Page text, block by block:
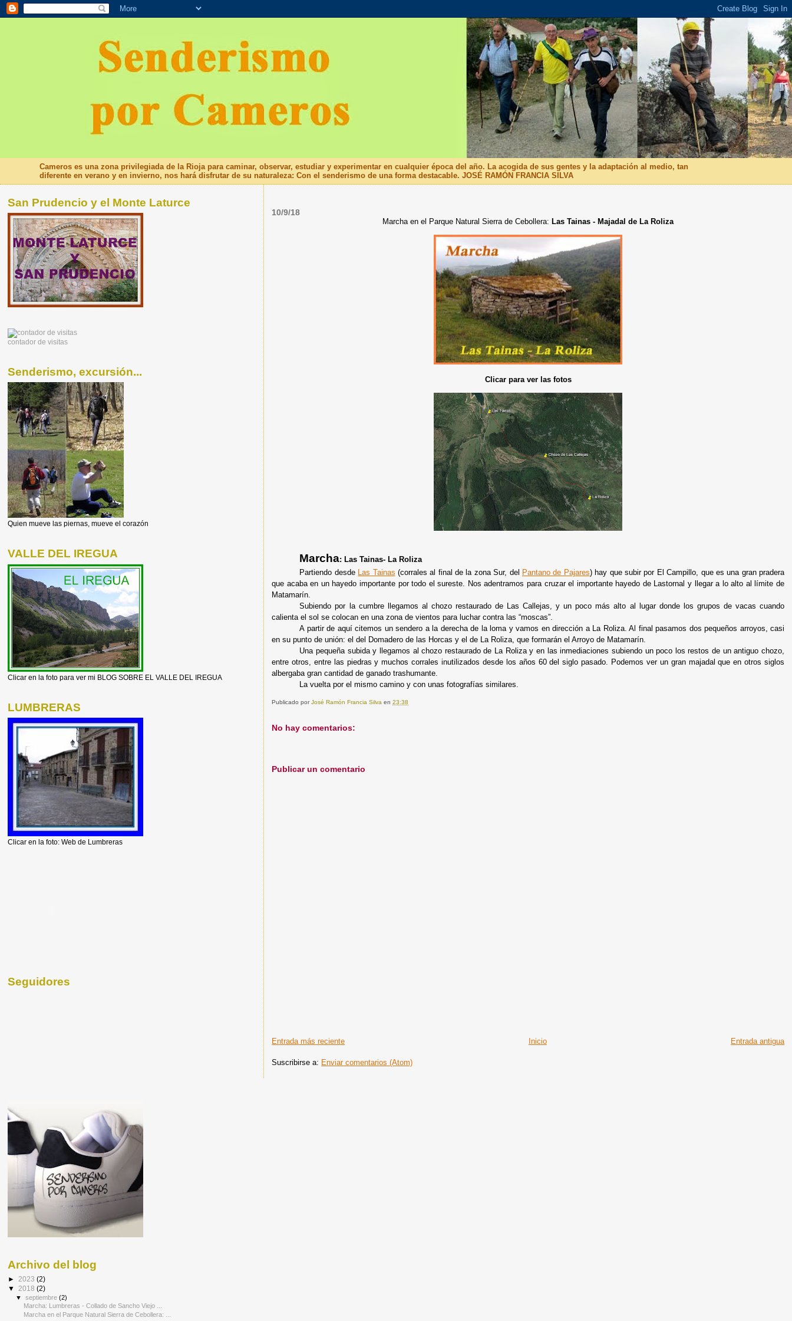
Cameros es una zona privilegiada de la Rioja para caminar, observar, estudiar y experimentar en cualquier época del año. La acogida de sus gentes y la adaptación al medio, tan
diferente en verano y en invierno, nos hará disfrutar de su naturaleza: Con el senderismo de una forma destacable. JOSÉ RAMÓN FRANCIA SILVA
10/9/18
Marcha en el Parque Natural Sierra de Cebollera: Las Tainas - Majadal de La Roliza
Clicar para ver las fotos
Marcha: Las Tainas- La Roliza
Partiendo desde Las Tainas (corrales al final de la zona Sur, del Pantano de Pajares) hay que subir por El Campillo, que es una gran pradera
que acaba en un hayedo importante por todo el sureste. Nos adentramos para cruzar el importante hayedo de Lastornal y llegar a lo alto al límite de
Matamarín.
Subiendo por la cumbre llegamos al chozo restaurado de Las Callejas, y un poco más alto al lugar donde los grupos de vacas cuando
calienta el sol se colocan en una zona de vientos para luchar contra las “moscas”.
A partir de aquí citemos un sendero a la derecha de la loma y vamos en dirección a La Roliza. Al final pasamos dos pequeños arroyos, casi
en su punto de unión: el del Domadero de las Horcas y el de La Roliza, que formarán el Arroyo de Matamarín.
Una pequeña subida y llegamos al chozo restaurado de La Roliza y en las inmediaciones subiendo un poco los restos de un antiguo chozo,
entre otros, entre las piedras y muchos corrales inutilizados desde los años 60 del siglo pasado. Podemos ver un gran majadal que en otros siglos
albergaba gran cantidad de ganado trashumante.
La vuelta por el mismo camino y con unas fotografías similares.
Publicado porJosé Ramón Francia Silva en23:38
No hay comentarios:
Publicar un comentario
Entrada más reciente Entrada antigua
Inicio
Suscribirse a: Enviar comentarios (Atom)
San Prudencio y el Monte Laturce
contador de visitas
Senderismo, excursión...
Quien mueve las piernas, mueve el corazón
VALLE DEL IREGUA
Clicar en la foto para ver mi BLOG SOBRE EL VALLE DEL IREGUA
LUMBRERAS
Clicar en la foto: Web de Lumbreras
Seguidores
Archivo del blog
► 2023 (2)
▼ 2018 (2)
▼septiembre(2)
Marcha: Lumbreras - Collado de Sancho Viejo ...
Marcha en el Parque Natural Sierra de Cebollera: ...